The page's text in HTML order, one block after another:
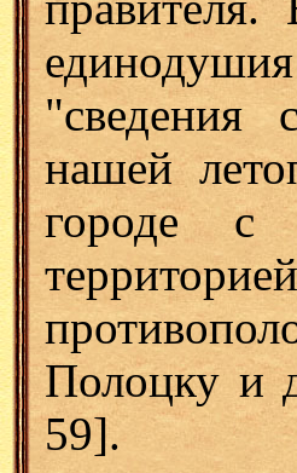
"сведения
нашей
городе
Полоцку и
59].